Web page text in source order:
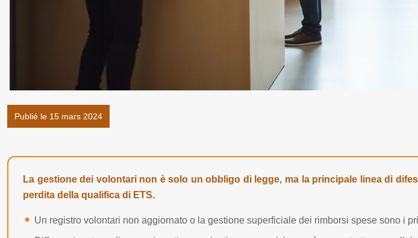
Publié le 15 mars 2024
La gestione dei volontari non è solo un obbligo di legge, ma la principale linea di
perdita della qualifica di ETS.
Un registro volontari non aggiornato o la gestione superficiale dei rimborsi spese sono i